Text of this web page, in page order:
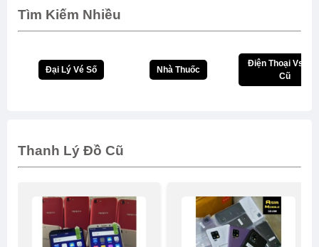
Tìm Kiếm Nhiều
Đại Lý Vé Số Nhà Thuốc
Điện Thoại
Cũ
Thanh Lý Đồ Cũ